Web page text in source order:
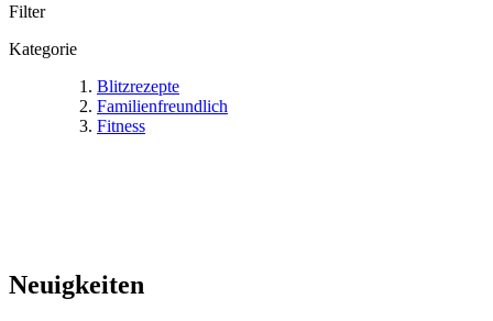
Filter
Kategorie
Blitzrezepte
Familienfreundlich
Fitness
Neuigkeiten